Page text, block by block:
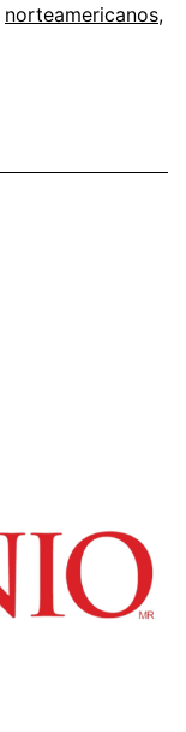
norteamericanos,